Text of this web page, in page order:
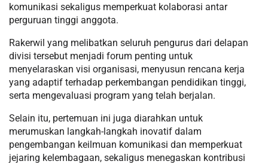
komunikasi sekaligus memperkuat kolaborasi antar
perguruan tinggi anggota.
Rakerwil yang melibatkan seluruh pengurus dari delapan
divisi tersebut menjadi forum penting untuk
menyelaraskan visi organisasi, menyusun rencana kerja
yang adaptif terhadap perkembangan pendidikan tinggi,
serta mengevaluasi program yang telah berjalan.
Selain itu, pertemuan ini juga diarahkan untuk
merumuskan langkah-langkah inovatif dalam
pengembangan keilmuan komunikasi dan memperkuat
jejaring kelembagaan, sekaligus menegaskan kontribusi